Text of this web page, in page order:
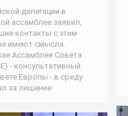
делегации в
ассамблее заявил,
контакты с этим
имеют смысла.
Ассамблея Совета
- консультативный
Европы - в среду
за лишение